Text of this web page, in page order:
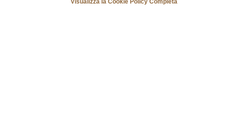
Visualizza la Cookie Policy Completa